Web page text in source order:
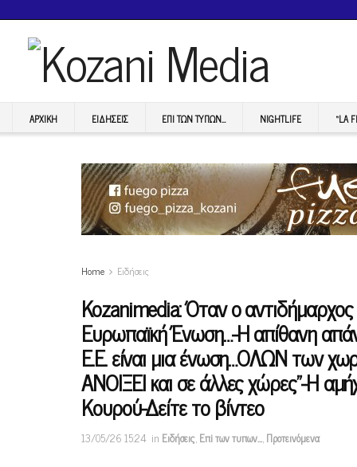
ΑΡΧΙΚΉ ΕΙΔΉΣΕΙΣ ΕΠI ΤΩΝ ΤΥΠΩΝ… NIGHTLIFE “LA
Home Ειδήσεις
Kozanimedia: Όταν ο αντιδήμαρχος
Ευρωπαϊκή Ένωση…-Η απίθανη
Ε.Ε. είναι μια ένωση…ΟΛΩΝ των
ΑΝΟΙΞΕΙ και σε άλλες χώρες”-Η
Κουρού-Δείτε το βίντεο
13/05/26 15:24 in Ειδήσεις,Επi των τυπων...,Προτεινόμενα